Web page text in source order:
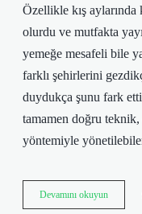
Özellikle kış
olurdu ve mutfakta
yemeğe mesafeli bile
farklı şehirlerini
duydukça şunu fark
tamamen doğru
yöntemiyle
Devamını okuyunKoyun
etini